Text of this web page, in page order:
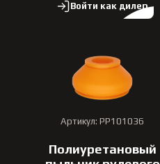
Войти как дилер
Артикул: PP101036
Полиуретановый